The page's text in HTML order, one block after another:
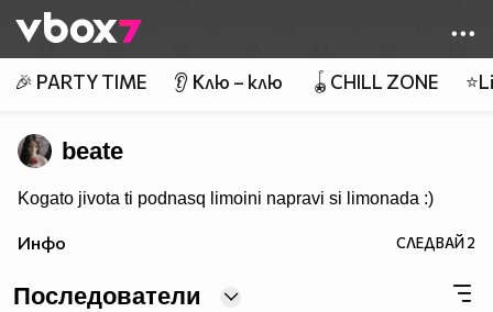
👾
🎉 PARTY TIME 👂 Клю – клю 🪀CHILL ZONE
beate
Kogato jivota ti podnasq limoini napravi si limonada :)
Инфо СЛЕДВАЙ2
Последователи